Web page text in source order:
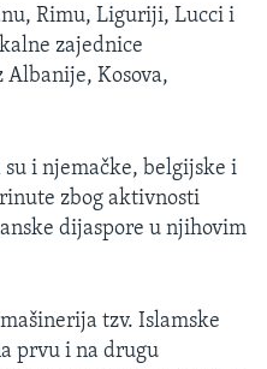
Rimu, Liguriji, Lucci i
zajednice
Kosova,
i njemačke, belgijske i
zbog aktivnosti
dijaspore u njihovim
tzv. Islamske
prvu i na drugu